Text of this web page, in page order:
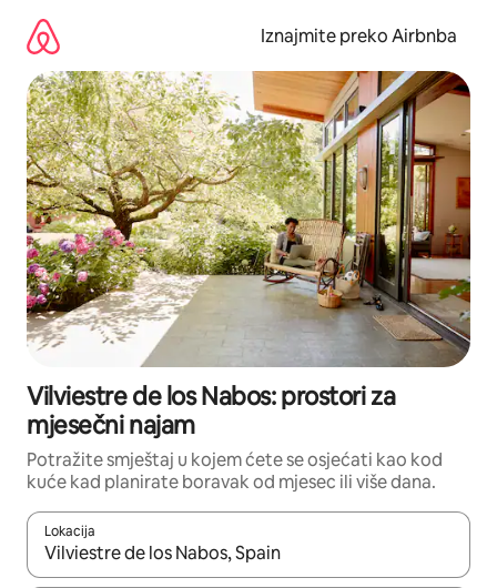
sadržaj
Iznajmite preko Airbnba
Vilviestre de los Nabos: prostori za
mjesečni najam
Potražite smještaj u kojem ćete se osjećati kao kod
kuće kad planirate boravak od mjesec ili više dana.
Lokacija
Kada budu dostupni rezultati, moći ćete ih pregledati